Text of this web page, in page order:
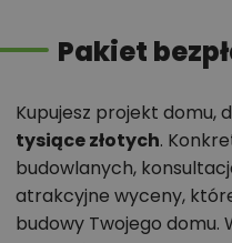
Pakiet
Kupujesz projekt domu,
tysiące złotych.
budowlanych,
atrakcyjne wyceny,
budowy Twojego domu.